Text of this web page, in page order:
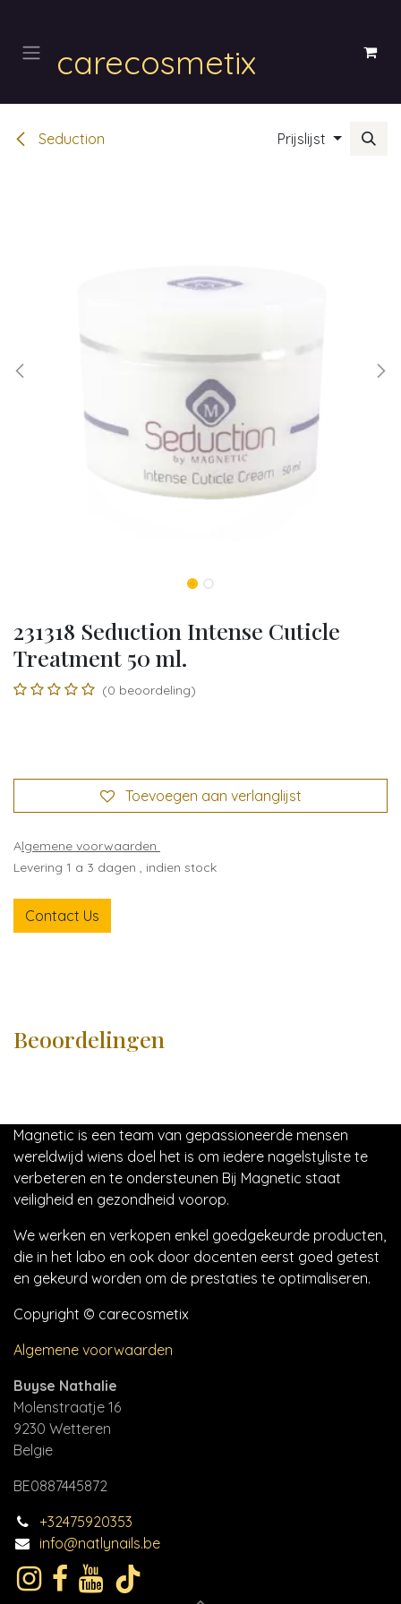
carecosmetix
Seduction Prijslijst
231318 Seduction Intense Cuticle
Treatment 50 ml.
(0 beoordeling)
Toevoegen aan verlanglijst
Algemene voorwaarden
Levering 1 a 3 dagen , indien stock
Contact Us
Beoordelingen
Magnetic is een team van gepassioneerde mensen
wereldwijd wiens doel het is om iedere nagelstyliste te
verbeteren en te ondersteunen Bij Magnetic staat
veiligheid en gezondheid voorop.
We werken en verkopen enkel goedgekeurde producten,
die in het labo en ook door docenten eerst goed getest
en gekeurd worden om de prestaties te optimaliseren.
Copyright © carecosmetix
Algemene voorwaarden
Buyse Nathalie
Molenstraatje 16
9230 Wetteren
Belgie
BE0887445872
+32475920353
info@natlynails.be